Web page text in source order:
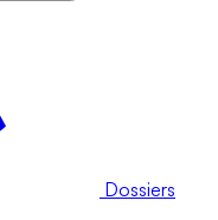
Dossiers